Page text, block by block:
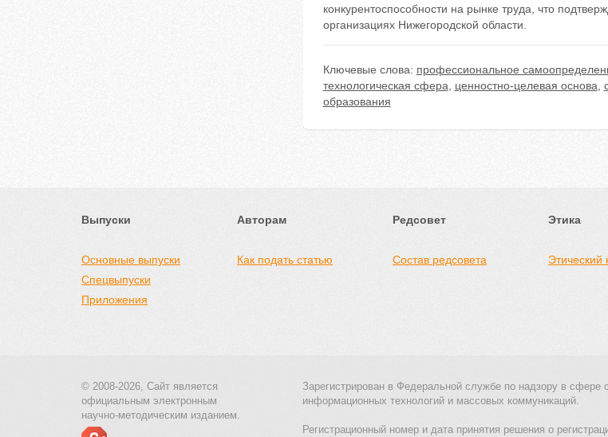
конкурентоспособности на рынке труда, что
организациях Нижегородской области.
Ключевые слова: профессиональное
технологическая сфера
ценностно-целевая основа
образования
Выпуски
Основные выпуски
Спецвыпуски
Приложения
Авторам
Как подать статью
Редсовет
Состав редсовета
Этика
Этический
© 2008-2026, Сайт является
официальным электронным
научно-методическим изданием.
Зарегистрирован в Федеральной службе по надзору в сфере
информационных технологий и массовых коммуникаций.
Регистрационный номер и дата принятия решения о